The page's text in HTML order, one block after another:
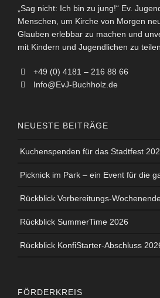
„Sag nicht: Ich bin zu jung!“ Ev.
Menschen, um Kirche von Morgen
Glauben erlebbar zu machen und
mit Kindern und Jugendlichen zu
+49 (0) 4181 – 216 88 66
Info@EvJ-Buchholz.de
NEUESTE BEITRÄGE
Kuchenspenden für das Stadtfest
Picknick im Park – ein Event für die
Rückblick Vorbereitungs-
Rückblick SummerTime 2026
Rückblick KonfiStarter-Abschluss
FÖRDERKREIS